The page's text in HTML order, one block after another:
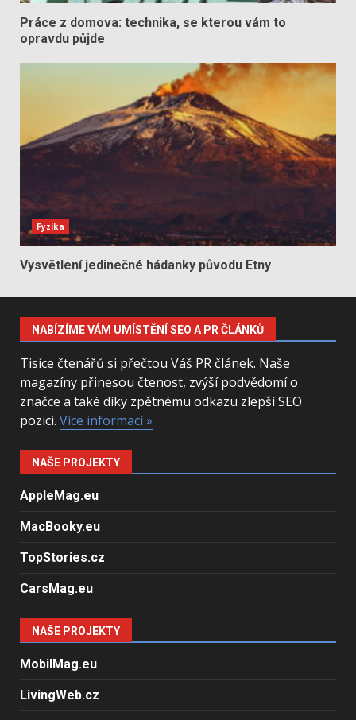
Práce z domova: technika, se kterou vám to
opravdu půjde
Fyzika
Vysvětlení jedinečné hádanky původu Etny
NABÍZÍME VÁM UMÍSTĚNÍ SEO A PR ČLÁNKŮ
Tisíce čtenářů si přečtou Váš PR článek. Naše
magazíny přinesou čtenost, zvýší podvědomí o
značce a také díky zpětnému odkazu zlepší SEO
pozici. Více informací »
NAŠE PROJEKTY
AppleMag.eu
MacBooky.eu
TopStories.cz
CarsMag.eu
NAŠE PROJEKTY
MobilMag.eu
LivingWeb.cz